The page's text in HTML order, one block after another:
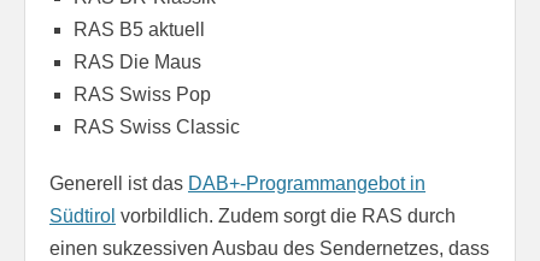
RAS B5 aktuell
RAS Die Maus
RAS Swiss Pop
RAS Swiss Classic
Generell ist das DAB+-Programmangebot in
Südtirol vorbildlich. Zudem sorgt die RAS durch
einen sukzessiven Ausbau des Sendernetzes, dass